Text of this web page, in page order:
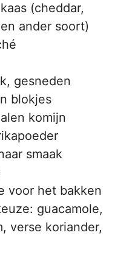
(cheddar,
ander soort)
gesneden
blokjes
komijn
smaak
voor het bakken
guacamole,
verse koriander,